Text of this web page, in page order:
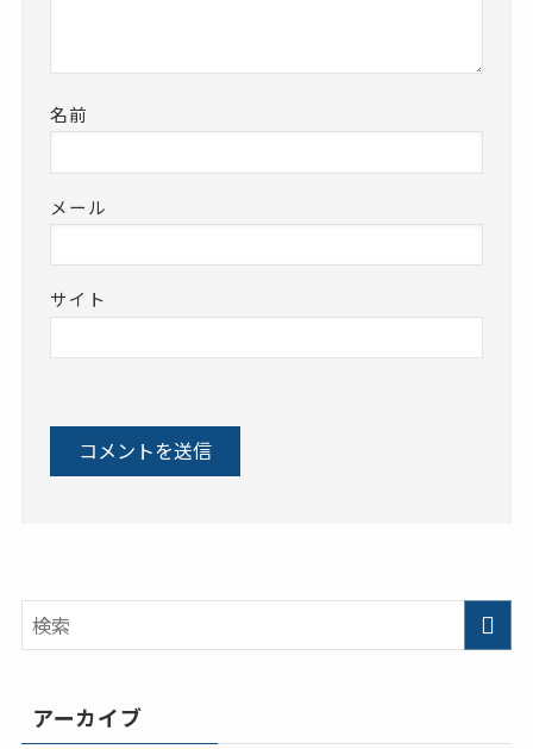
名前
メール
サイト
アーカイブ